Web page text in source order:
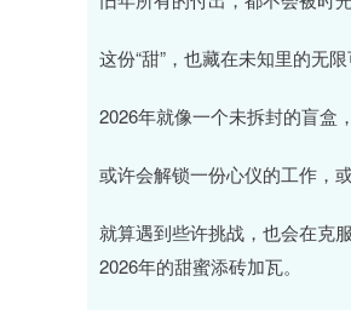
这份“甜”，也藏在未知里的无限
2026年就像一个未拆封的盲盒
或许会解锁一份心仪的工作，
就算遇到些许挑战，也会在克
2026年的甜蜜添砖加瓦。